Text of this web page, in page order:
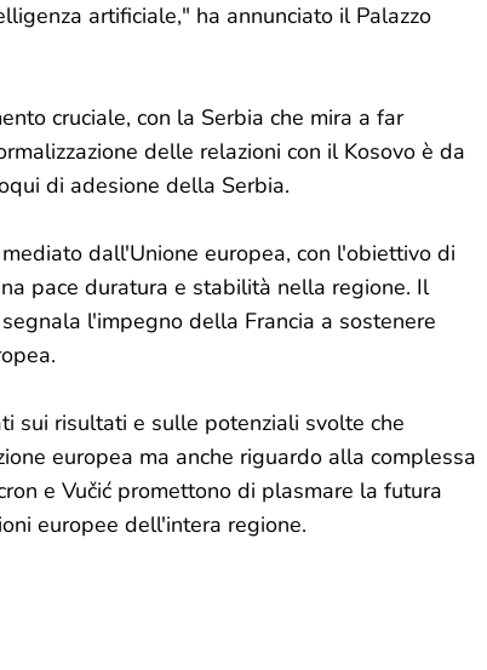
artificiale," ha annunciato il Palazzo
cruciale, con la Serbia che mira a far
delle relazioni con il Kosovo è da
di adesione della Serbia.
dall'Unione europea, con l'obiettivo di
pace duratura e stabilità nella regione. Il
l'impegno della Francia a sostenere
sui risultati e sulle potenziali svolte che
europea ma anche riguardo alla complessa
e Vučić promettono di plasmare la futura
europee dell'intera regione.